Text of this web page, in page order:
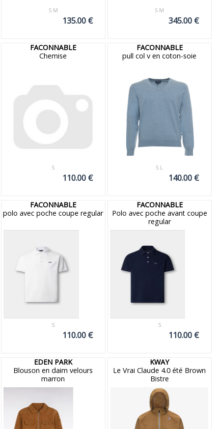
S M
135.00 €
S M
345.00 €
FACONNABLE
Chemise
S
110.00 €
FACONNABLE
pull col v en coton-soie
S L
140.00 €
FACONNABLE
polo avec poche coupe regular
S
110.00 €
FACONNABLE
Polo avec poche avant coupe
regular
S
110.00 €
EDEN PARK
Blouson en daim velours
marron
KWAY
Le Vrai Claude 4.0 été Brown
Bistre